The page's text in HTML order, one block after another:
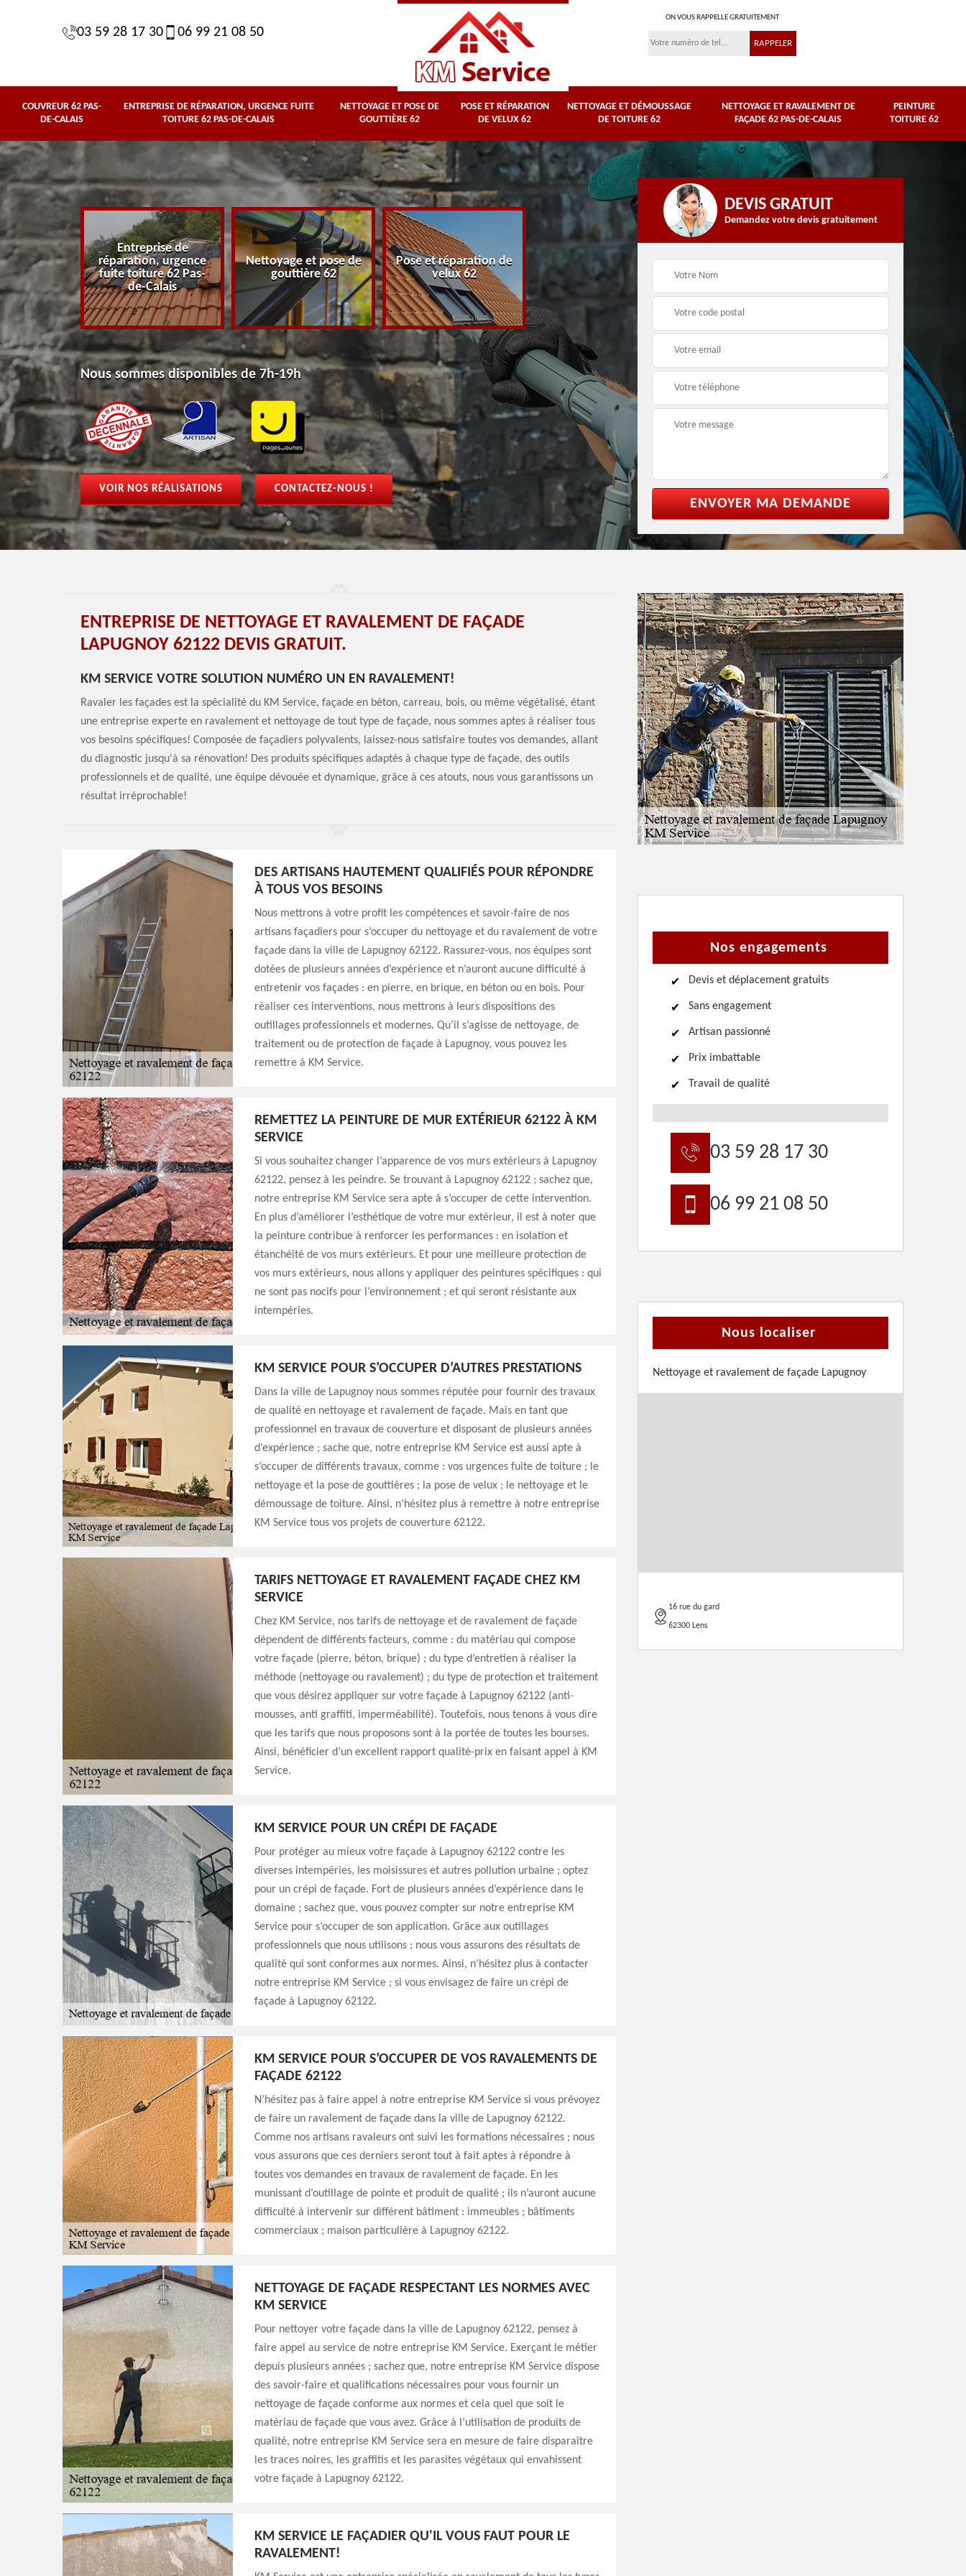
03 59 28 17 30 06 99 21 08 50
ON VOUS RAPPELLE GRATUITEMENT
COUVREUR 62 PAS-
DE-CALAIS
ENTREPRISE DE RÉPARATION, URGENCE FUITE
TOITURE 62 PAS-DE-CALAIS
NETTOYAGE ET POSE DE
GOUTTIÈRE 62
POSE ET RÉPARATION
DE VELUX 62
NETTOYAGE ET DÉMOUSSAGE
DE TOITURE 62
NETTOYAGE ET RAVALEMENT DE
FAÇADE 62 PAS-DE-CALAIS
PEINTURE
TOITURE 62
Pas-de-
Entreprise de
réparation, urgence
fuite toiture 62 Pas-
de-Calais
Nettoyage et pose de
gouttière 62
Pose et réparation de
velux 62
Nettoyage et
démoussage de
toiture 62
62 Pas-de-Calais
Nous sommes disponibles de 7h-19h
VOIR NOS RÉALISATIONS CONTACTEZ-NOUS !
DEVIS GRATUIT
Demandez votre devis gratuitement
ENTREPRISE DE NETTOYAGE ET RAVALEMENT DE FAÇADE
LAPUGNOY 62122 DEVIS GRATUIT.
KM SERVICE VOTRE SOLUTION NUMÉRO UN EN RAVALEMENT!
Ravaler les façades est la spécialité du KM Service, façade en béton, carreau, bois, ou même végétalisé, étant
une entreprise experte en ravalement et nettoyage de tout type de façade, nous sommes aptes à réaliser tous
vos besoins spécifiques! Composée de façadiers polyvalents, laissez-nous satisfaire toutes vos demandes, allant
du diagnostic jusqu'à sa rénovation! Des produits spécifiques adaptés à chaque type de façade, des outils
professionnels et de qualité, une équipe dévouée et dynamique, grâce à ces atouts, nous vous garantissons un
résultat irréprochable!
DES ARTISANS HAUTEMENT QUALIFIÉS POUR RÉPONDRE
À TOUS VOS BESOINS
Nous mettrons à votre profit les compétences et savoir-faire de nos
artisans façadiers pour s’occuper du nettoyage et du ravalement de votre
façade dans la ville de Lapugnoy 62122. Rassurez-vous, nos équipes sont
dotées de plusieurs années d’expérience et n’auront aucune difficulté à
entretenir vos façades : en pierre, en brique, en béton ou en bois. Pour
réaliser ces interventions, nous mettrons à leurs dispositions des
outillages professionnels et modernes. Qu’il s’agisse de nettoyage, de
traitement ou de protection de façade à Lapugnoy, vous pouvez les
remettre à KM Service.
REMETTEZ LA PEINTURE DE MUR EXTÉRIEUR 62122 À KM
SERVICE
Si vous souhaitez changer l’apparence de vos murs extérieurs à Lapugnoy
62122, pensez à les peindre. Se trouvant à Lapugnoy 62122 ; sachez que,
notre entreprise KM Service sera apte à s’occuper de cette intervention.
En plus d’améliorer l’esthétique de votre mur extérieur, il est à noter que
la peinture contribue à renforcer les performances : en isolation et
étanchéité de vos murs extérieurs. Et pour une meilleure protection de
vos murs extérieurs, nous allons y appliquer des peintures spécifiques : qui
ne sont pas nocifs pour l’environnement ; et qui seront résistante aux
intempéries.
KM SERVICE POUR S’OCCUPER D’AUTRES PRESTATIONS
Dans la ville de Lapugnoy nous sommes réputée pour fournir des travaux
de qualité en nettoyage et ravalement de façade. Mais en tant que
professionnel en travaux de couverture et disposant de plusieurs années
d’expérience ; sache que, notre entreprise KM Service est aussi apte à
s’occuper de différents travaux, comme : vos urgences fuite de toiture ; le
nettoyage et la pose de gouttières ; la pose de velux ; le nettoyage et le
démoussage de toiture. Ainsi, n’hésitez plus à remettre à notre entreprise
KM Service tous vos projets de couverture 62122.
TARIFS NETTOYAGE ET RAVALEMENT FAÇADE CHEZ KM
SERVICE
Chez KM Service, nos tarifs de nettoyage et de ravalement de façade
dépendent de différents facteurs, comme : du matériau qui compose
votre façade (pierre, béton, brique) ; du type d’entretien à réaliser la
méthode (nettoyage ou ravalement) ; du type de protection et traitement
que vous désirez appliquer sur votre façade à Lapugnoy 62122 (anti-
mousses, anti graffiti, imperméabilité). Toutefois, nous tenons à vous dire
que les tarifs que nous proposons sont à la portée de toutes les bourses.
Ainsi, bénéficier d’un excellent rapport qualité-prix en faisant appel à KM
Service.
KM SERVICE POUR UN CRÉPI DE FAÇADE
Pour protéger au mieux votre façade à Lapugnoy 62122 contre les
diverses intempéries, les moisissures et autres pollution urbaine ; optez
pour un crépi de façade. Fort de plusieurs années d’expérience dans le
domaine ; sachez que, vous pouvez compter sur notre entreprise KM
Service pour s’occuper de son application. Grâce aux outillages
professionnels que nous utilisons ; nous vous assurons des résultats de
qualité qui sont conformes aux normes. Ainsi, n’hésitez plus à contacter
notre entreprise KM Service ; si vous envisagez de faire un crépi de
façade à Lapugnoy 62122.
KM SERVICE POUR S’OCCUPER DE VOS RAVALEMENTS DE
FAÇADE 62122
N’hésitez pas à faire appel à notre entreprise KM Service si vous prévoyez
de faire un ravalement de façade dans la ville de Lapugnoy 62122.
Comme nos artisans ravaleurs ont suivi les formations nécessaires ; nous
vous assurons que ces derniers seront tout à fait aptes à répondre à
toutes vos demandes en travaux de ravalement de façade. En les
munissant d’outillage de pointe et produit de qualité ; ils n’auront aucune
difficulté à intervenir sur différent bâtiment : immeubles ; bâtiments
commerciaux ; maison particulière à Lapugnoy 62122.
NETTOYAGE DE FAÇADE RESPECTANT LES NORMES AVEC
KM SERVICE
Pour nettoyer votre façade dans la ville de Lapugnoy 62122, pensez à
faire appel au service de notre entreprise KM Service. Exerçant le métier
depuis plusieurs années ; sachez que, notre entreprise KM Service dispose
des savoir-faire et qualifications nécessaires pour vous fournir un
nettoyage de façade conforme aux normes et cela quel que soit le
matériau de façade que vous avez. Grâce à l’utilisation de produits de
qualité, notre entreprise KM Service sera en mesure de faire disparaître
les traces noires, les graffitis et les parasites végétaux qui envahissent
votre façade à Lapugnoy 62122.
KM SERVICE LE FAÇADIER QU'IL VOUS FAUT POUR LE
RAVALEMENT!
Nos engagements
Devis et déplacement gratuits
Sans engagement
Artisan passionné
Prix imbattable
Travail de qualité
03 59 28 17 30
06 99 21 08 50
Nous localiser
Nettoyage et ravalement de façade Lapugnoy
16 rue du gard
62300 Lens